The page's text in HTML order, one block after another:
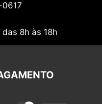
0617
8h às 18h